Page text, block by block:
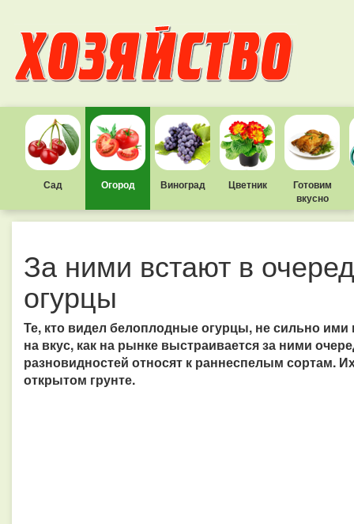
Сад Огород Виноград Цветник
Готовим
вкусно
За ними встают в
огурцы
Те, кто видел белоплодные огурцы, не сильно
на вкус, как на рынке выстраивается за ними
разновидностей относят к раннеспелым сортам.
открытом грунте.